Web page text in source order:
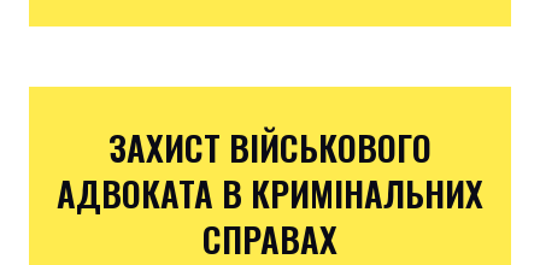
ЗАХИСТ ВІЙСЬКОВОГО
АДВОКАТА В КРИМІНАЛЬНИХ
СПРАВАХ